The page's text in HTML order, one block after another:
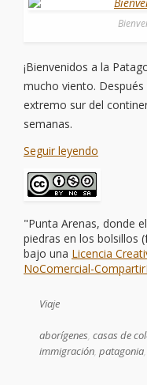
¡Bienvenidos a la
mucho viento.
extremo sur del
semanas.
Seguir leyendo
"Punta Arenas, donde
piedras en los bolsillos
bajo una Licencia
NoComercial-
Viaje
aborígenes, casas de
immigración, patagonia,